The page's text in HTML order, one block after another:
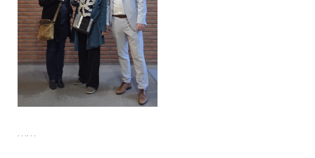
……